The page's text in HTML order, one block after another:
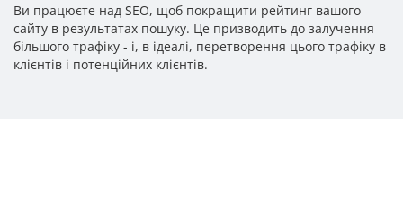
Ви працюєте над SEO, щоб покращити рейтинг вашого
сайту в результатах пошуку. Це призводить до залучення
більшого трафіку - і, в ідеалі, перетворення цього трафіку в
клієнтів і потенційних клієнтів.